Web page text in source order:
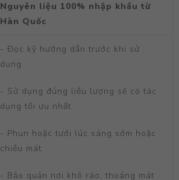
Nguyên liệu 100% nhập khẩu từ
Hàn Quốc
- Đọc kỹ hướng dẫn trước khi sử
dụng
- Sử dụng đúng liều lượng sẽ có tác
dụng tối ưu nhất
- Phun hoặc tưới lúc sáng sớm hoặc
chiều mát
- Bảo quản nơi khô ráo, thoáng mát